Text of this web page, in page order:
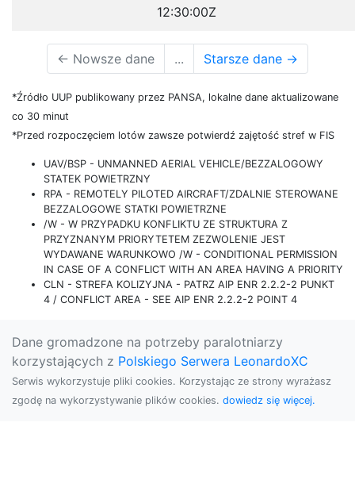
12:30:00Z
← Nowsze dane ... Starsze dane →
*Źródło UUP publikowany przez PANSA, lokalne dane aktualizowane
co 30 minut
*Przed rozpoczęciem lotów zawsze potwierdź zajętość stref w FIS
UAV/BSP - UNMANNED AERIAL VEHICLE/BEZZALOGOWY
STATEK POWIETRZNY
RPA - REMOTELY PILOTED AIRCRAFT/ZDALNIE STEROWANE
BEZZALOGOWE STATKI POWIETRZNE
/W - W PRZYPADKU KONFLIKTU ZE STRUKTURA Z
PRZYZNANYM PRIORYTETEM ZEZWOLENIE JEST
WYDAWANE WARUNKOWO /W - CONDITIONAL PERMISSION
IN CASE OF A CONFLICT WITH AN AREA HAVING A PRIORITY
CLN - STREFA KOLIZYJNA - PATRZ AIP ENR 2.2.2-2 PUNKT
4 / CONFLICT AREA - SEE AIP ENR 2.2.2-2 POINT 4
Dane gromadzone na potrzeby paralotniarzy
korzystających z Polskiego Serwera LeonardoXC
Serwis wykorzystuje pliki cookies. Korzystając ze strony wyrażasz
zgodę na wykorzystywanie plików cookies. dowiedz się więcej.